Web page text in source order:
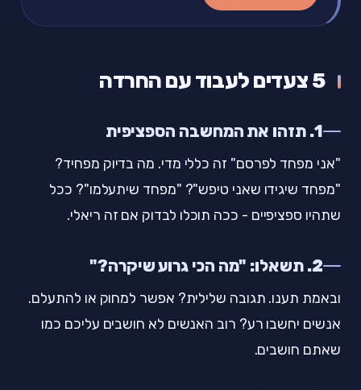
5 צעדים לעבוד עם החרדה
1. תזהו את המחשבה הספציפית
"אני מפחד לפרסם" זה כללי מדי. מה בדיוק מפחיד?
"מפחד שיגידו שאני טיפש"? "מפחד שיתעלמו"? ככל
שתהיו ספציפיים - ככה תוכלו לבדוק אם זה ריאלי.
2. תשאלו: "מה הכי גרוע שיקרה?"
ובאמת תענו. תגובה שלילית? אפשר למחוק או להתעלם.
אנשים יחשבו רע? רוב האנשים לא חושבים עליכם כמו
שאתם חושבים.